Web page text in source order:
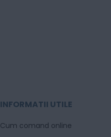
INFORMATII UTILE
Cum comand online